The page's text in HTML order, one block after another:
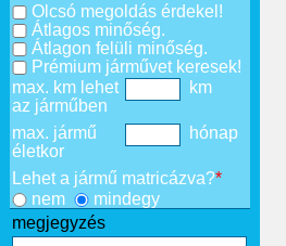
Olcsó megoldás érdekel!
Átlagos minőség.
Átlagon felüli minőség.
Prémium járművet keresek!
max. km lehet
az járműben
km
max. jármű
életkor
hónap
Lehet a jármű matricázva?*
nem
mindegy
megjegyzés